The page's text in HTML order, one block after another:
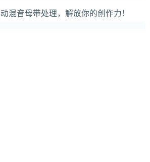
混音母带处理，解放你的创作力！